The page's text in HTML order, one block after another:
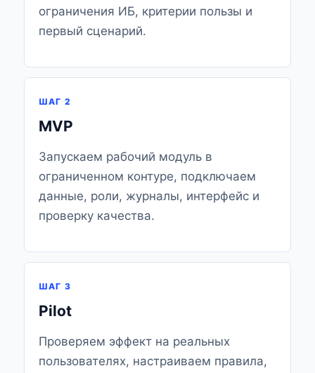
ограничения ИБ, критерии пользы и
первый сценарий.
ШАГ 2
MVP
Запускаем рабочий модуль в
ограниченном контуре, подключаем
данные, роли, журналы, интерфейс и
проверку качества.
ШАГ 3
Pilot
Проверяем эффект на реальных
пользователях, настраиваем правила,